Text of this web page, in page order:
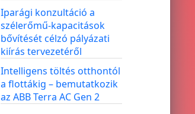
Iparági konzultáció a
szélerőmű-kapacitások
bővítését célzó pályázati
kiírás tervezetéről
Intelligens töltés otthontól
a flottákig – bemutatkozik
az ABB Terra AC Gen 2